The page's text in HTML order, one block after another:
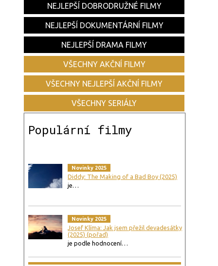
NEJLEPŠÍ DOBRODRUŽNÉ FILMY
NEJLEPŠÍ DOKUMENTÁRNÍ FILMY
NEJLEPŠÍ DRAMA FILMY
VŠECHNY AKČNÍ FILMY
VŠECHNY NEJLEPŠÍ AKČNÍ FILMY
VŠECHNY SERIÁLY
Populární filmy
Novinky 2025
Diddy: The Making of a Bad Boy (2025)
je…
Novinky 2025
Josef Klíma: Jak jsem přežil devadesátky
(2025) (pořad)
je podle hodnocení…